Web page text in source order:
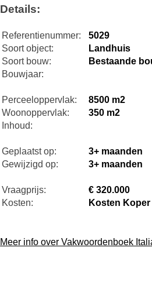
Details:
Referentienummer:
5029
Soort object:
Landhuis
Soort bouw:
Bestaande
Bouwjaar:
Perceeloppervlak:
8500 m2
Woonoppervlak:
350 m2
Inhoud:
Geplaatst op:
3+ maanden
Gewijzigd op:
3+ maanden
Vraagprijs:
€ 320.000
Kosten:
Kosten Koper
Meer info over Vakwoordenboek